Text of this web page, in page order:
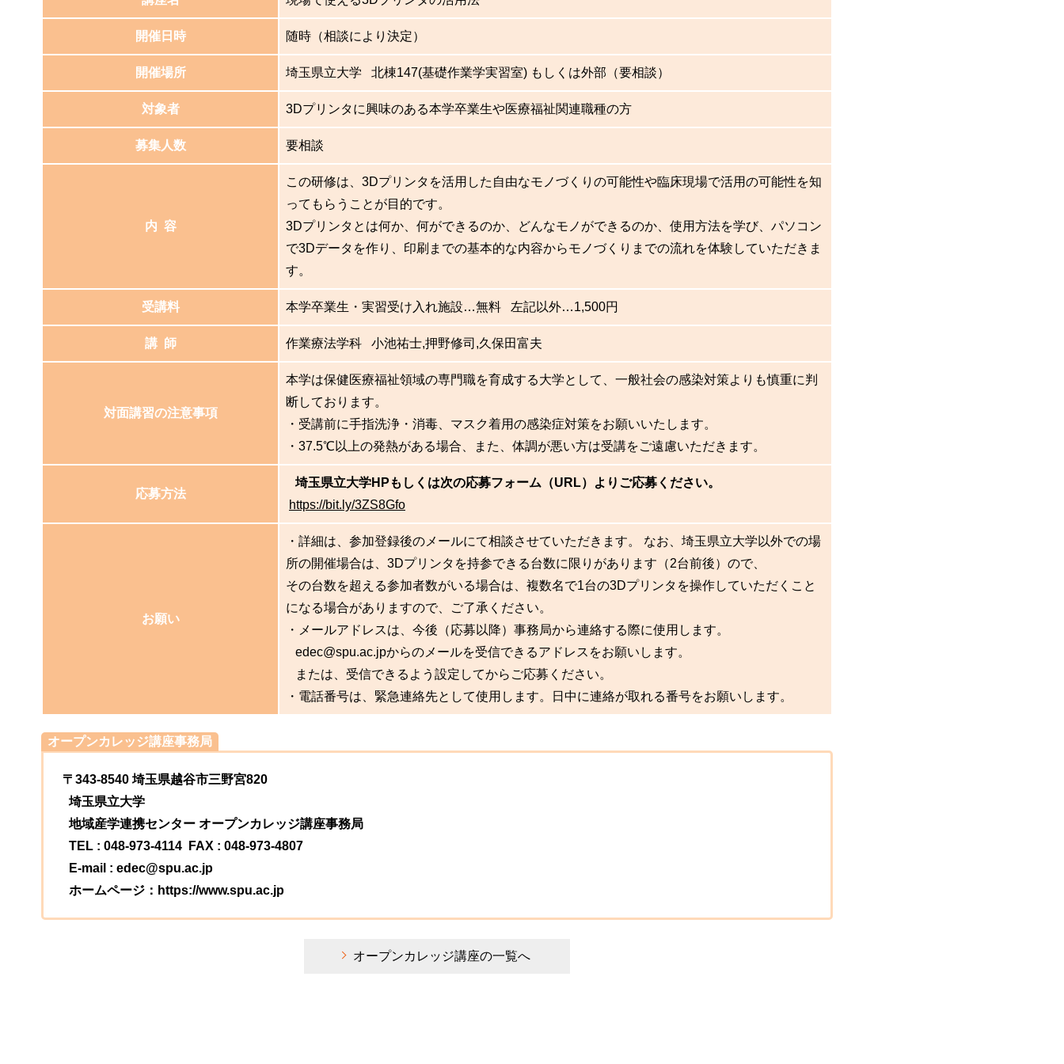
開催日時 随時（相談により決定）
開催場所 埼玉県立大学 北棟147(基礎作業学実習室) もしくは外部（要相談）
対象者 3Dプリンタに興味のある本学卒業生や医療福祉関連職種の方
募集人数 要相談
内 容
この研修は、3Dプリンタを活用した自由なモノづくりの可能性や臨床現場で活用の可能性を知
ってもらうことが目的です。
3Dプリンタとは何か、何ができるのか、どんなモノができるのか、使用方法を学び、パソコン
で3Dデータを作り、印刷までの基本的な内容からモノづくりまでの流れを体験していただきま
す。
受講料 本学卒業生・実習受け入れ施設…無料 左記以外…1,500円
講 師 作業療法学科 小池祐士,押野修司,久保田富夫
対面講習の注意事項
本学は保健医療福祉領域の専門職を育成する大学として、一般社会の感染対策よりも慎重に判
断しております。
・受講前に手指洗浄・消毒、マスク着用の感染症対策をお願いいたします。
・37.5℃以上の発熱がある場合、また、体調が悪い方は受講をご遠慮いただきます。
応募方法
埼玉県立大学HPもしくは次の応募フォーム（URL）よりご応募ください。
https://bit.ly/3ZS8Gfo​
お願い
・詳細は、参加登録後のメールにて相談させていただきます。 なお、埼玉県立大学以外での場
所の開催場合は、3Dプリンタを持参できる台数に限りがあります（2台前後）ので、
その台数を超える参加者数がいる場合は、複数名で1台の3Dプリンタを操作していただくこと
になる場合がありますので、ご了承ください。
・メールアドレスは、今後（応募以降）事務局から連絡する際に使用します。
edec@spu.ac.jpからのメールを受信できるアドレスをお願いします。
または、受信できるよう設定してからご応募ください。
・電話番号は、緊急連絡先として使用します。日中に連絡が取れる番号をお願いします。
オープンカレッジ講座事務局
〒343-8540 埼玉県越谷市三野宮820
埼玉県立大学
地域産学連携センター オープンカレッジ講座事務局
TEL : 048-973-4114 FAX : 048-973-4807
E-mail : edec@spu.ac.jp
ホームページ：https://www.spu.ac.jp
オープンカレッジ講座の一覧へ